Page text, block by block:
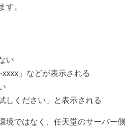
す。
い
」などが表示される
しください」と表示される
境ではなく、任天堂のサーバー側